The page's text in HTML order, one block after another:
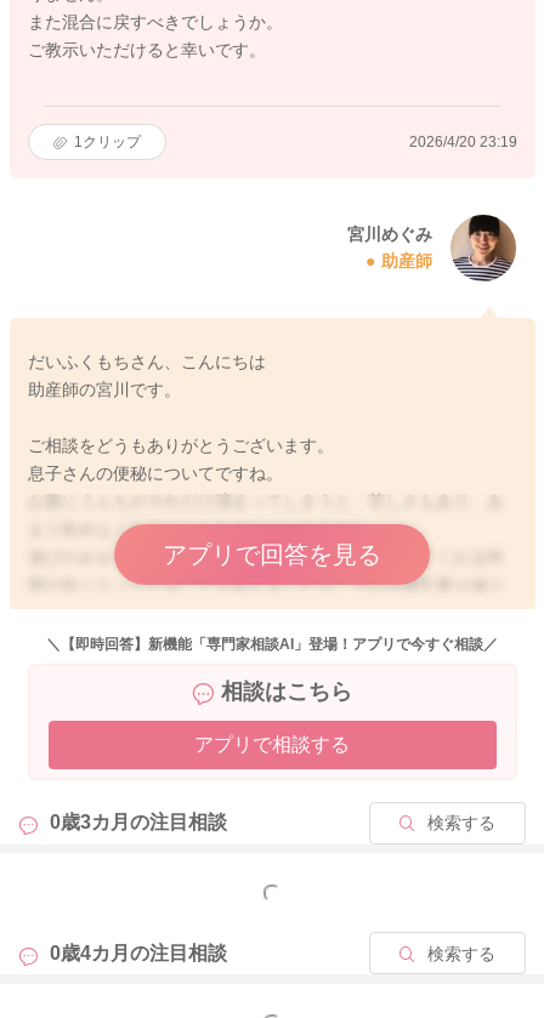
また混合に戻すべきでしょうか。
ご教示いただけると幸いです。
1 クリップ 2026/4/20 23:19
宮川めぐみ
助産師
だいふくもちさん、こんにちは
助産師の宮川です。
ご相談をどうもありがとうございます。
息子さんの便秘についてですね。
お腹にうんちがそれだけ溜まってしまうと、苦しさもあり、あ
まり飲めなくなることもあるかもしれません。
遊びのみをする様子もあるということなので、吸ってくれる時
間が短くなっていることもありましたら、その分哺乳量は減り
ます。
減ることでうんちもより出にくくなってしまうことがあります
ミルクを元々どれぐらい飲んでくれていたのかわからないので
すが、ひとまずうんちをしっかりとスッキリ出してあげるよう
にされてみて、授乳回数を増やしてみるのもいいかもしれませ
そうして吸ってくれるトータルの時間を伸ばすようにしてみて
ください。
起きている時よりも寝ぼけている時の方がしっかりと飲んでく
グででも勧めていただけたらと思います。
そうして母乳の哺乳量を増やしてみることでの変化を見ていた
アプリで回答を見る
＼【即時回答】新機能「専門家相談AI」登場！アプリで今すぐ相談／
相談はこちら
アプリで相談する
0歳3カ月の注目相談 検索する
もっと見る
0歳4カ月の注目相談 検索する